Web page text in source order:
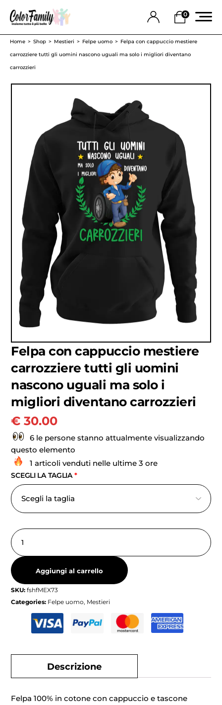
0
Home Shop Mestieri Felpe uomo
Felpa con cappuccio mestiere
carrozziere tutti gli uomini nascono uguali ma solo i migliori diventano
carrozzieri
Felpa con cappuccio mestiere
carrozziere tutti gli uomini
nascono uguali ma solo i
migliori diventano carrozzieri
€ 30.00
6 le persone stanno attualmente visualizzando
questo elemento
1 articoli venduti nelle ultime 3 ore
SCEGLI LA TAGLIA*
Aggiungi al carrello
SKU:fshfMEX73
Categories: Felpe uomo, Mestieri
Descrizione
Felpa 100% in cotone con cappuccio e tascone